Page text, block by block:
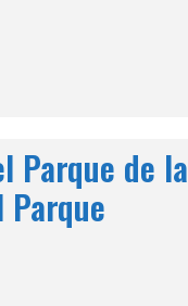
Parque de la